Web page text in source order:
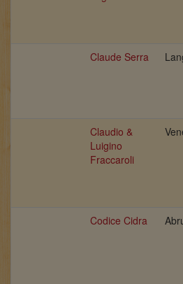
Claude Serra
Claudio &
Luigino
Fraccaroli
Codice Cidra